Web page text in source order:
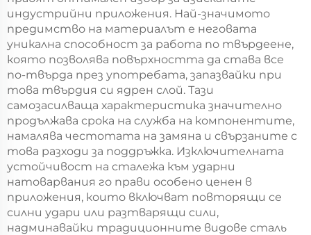
индустрийни приложения. Най-значимото
предимство на материалът е неговата
уникална способност за работа по твърдеене,
която позволява повърхността да става все
по-твърда през употребата, запазвайки при
това твърдия си ядрен слой. Тази
самозасилваща характеристика значително
продължава срока на служба на компонентите,
намалява честотата на замяна и свързаните с
това разходи за поддръжка. Изключителната
устойчивост на сталежа към ударни
натоварвания го прави особено ценен в
приложения, които включват повторящи се
силни удари или разтварящи сили,
надминавайки традиционните видове сталь